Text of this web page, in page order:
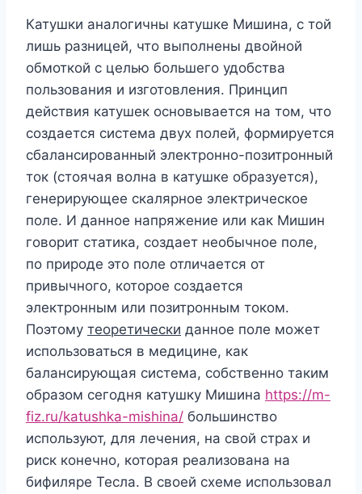
Катушки аналогичны катушке Мишина, с той
лишь разницей, что выполнены двойной
обмоткой с целью большего удобства
пользования и изготовления. Принцип
действия катушек основывается на том, что
создается система двух полей, формируется
сбалансированный электронно-позитронный
ток (стоячая волна в катушке образуется),
генерирующее скалярное электрическое
поле. И данное напряжение или как Мишин
говорит статика, создает необычное поле,
по природе это поле отличается от
привычного, которое создается
электронным или позитронным током.
Поэтому теоретически данное поле может
использоваться в медицине, как
балансирующая система, собственно таким
образом сегодня катушку Мишина https://m-
fiz.ru/katushka-mishina/ большинство
используют, для лечения, на свой страх и
риск конечно, которая реализована на
бифиляре Тесла. В своей схеме использовал